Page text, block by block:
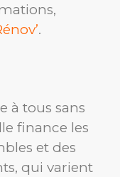
.
à tous sans
finance les
et des
qui varient